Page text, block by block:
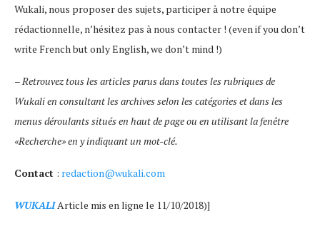
Wukali, nous proposer des sujets, participer à notre équipe
rédactionnelle, n’hésitez pas à nous contacter ! (even if you don’t
write French but only English, we don’t mind !)
–Retrouvez tous les articles parus dans toutes les rubriques de
Wukali en consultant les archives selon les catégories et dans les
menus déroulants situés en haut de page ou en utilisant la fenêtre
«Recherche» en y indiquant un mot-clé.
Contact : redaction@wukali.com
WUKALIArticle mis en ligne le 11/10/2018)]